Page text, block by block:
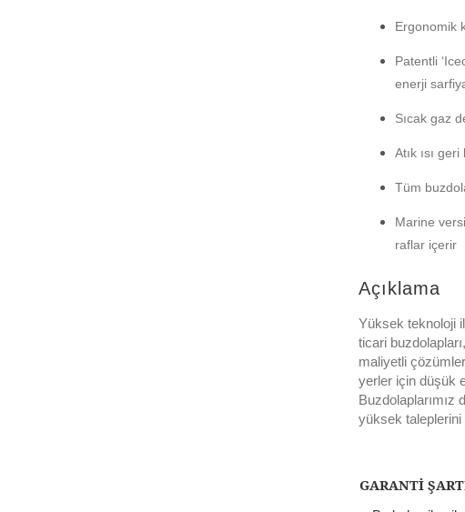
Ergonomik
Patentli
enerji
Sıcak gaz
Atık ısı
Tüm
Marine
raflar içerir
Açıklama
Yüksek teknoloji
ticari
maliyetli
yerler için düşük
Buzdolaplarımız
yüksek taleplerini
GARANTİ